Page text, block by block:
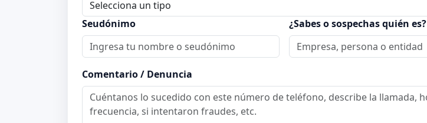
Seudónimo ¿Sabes o sospechas quién es?
Comentario / Denuncia